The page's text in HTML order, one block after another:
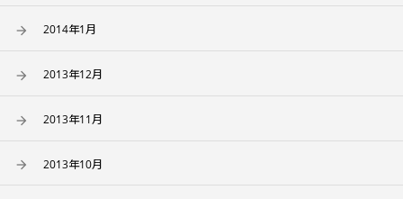
2014年1月
2013年12月
2013年11月
2013年10月